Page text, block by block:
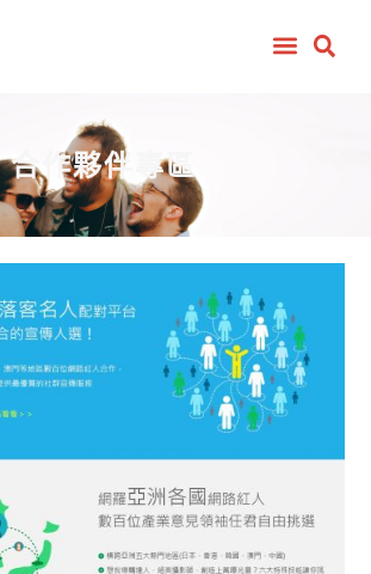
合作夥伴專區